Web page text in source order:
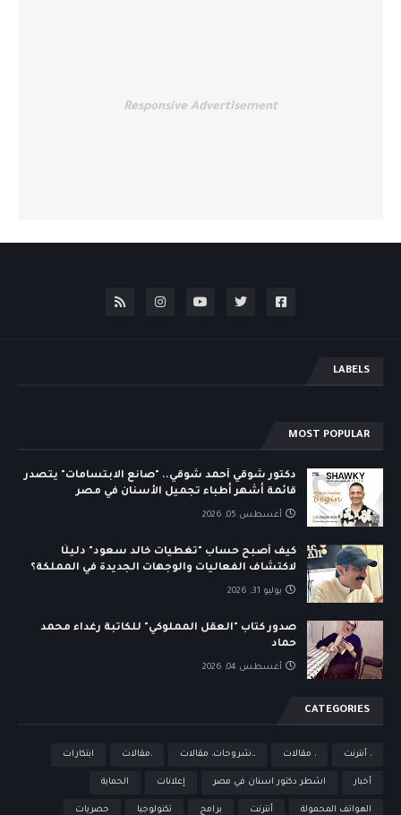
Responsive Advertisement
LABELS
MOST POPULAR
دكتور شوقي أحمد شوقي.. "صانع الابتسامات" يتصدر
قائمة أشهر أطباء تجميل الأسنان في مصر
أغسطس 05, 2026
كيف أصبح حساب "تغطيات خالد سعود" دليلًا
لاكتشاف الفعاليات والوجهات الجديدة في المملكة؟
يوليو 31, 2026
صدور كتاب "العقل المملوكي" للكاتبة رغداء محمد
حماد
أغسطس 04, 2026
CATEGORIES
، أنترنت ، مقالات ،،شروحات، مقالات ،مقالات ابتكارات
أخبار اشطر دكتور اسنان في مصر إعلانات الحماية
الهواتف المحمولة أنترنت برامج تكنولوجيا حصريات